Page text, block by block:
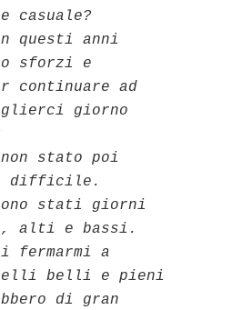
casuale?
questi anni
sforzi e
continuare ad
giorno
stato poi
difficile.
stati giorni
alti e bassi.
fermarmi a
belli e pieni
di gran